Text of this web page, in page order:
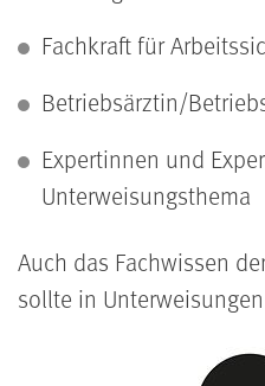
Fachkraft für
Betriebsärztin/
Expertinnen und
Unterweisungsthema
Auch das Fachwissen
sollte in